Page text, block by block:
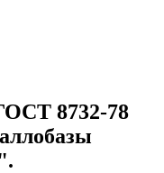
8732-78